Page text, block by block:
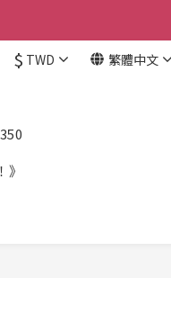
$ TWD 繁體中文